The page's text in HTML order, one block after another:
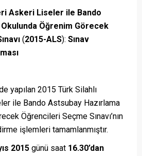
Askeri Liseler ile Bando
Öğrenim Görecek
(2015-ALS): Sınav
yapılan 2015 Türk Silahlı
ile Bando Astsubay Hazırlama
Öğrencileri Seçme Sınavı’nın
işlemleri tamamlanmıştır.
2015 günü saat 16.30’dan